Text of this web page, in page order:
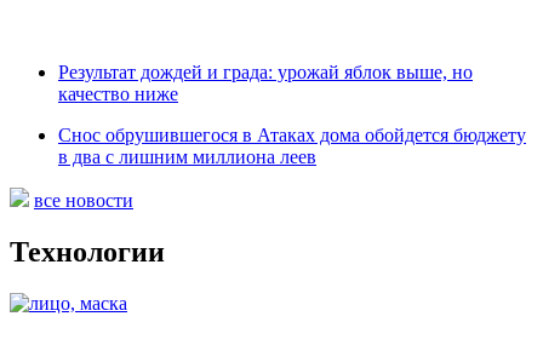
Результат дождей и града: урожай яблок выше, но
качество ниже
Снос обрушившегося в Атаках дома обойдется бюджету
в два с лишним миллиона леев
все новости
Технологии